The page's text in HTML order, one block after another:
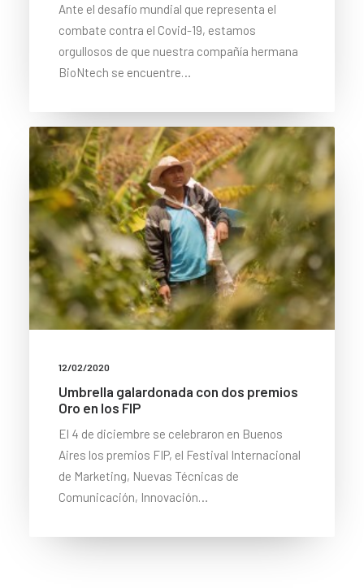
Ante el desafío mundial que representa el
combate contra el Covid-19, estamos
orgullosos de que nuestra compañía hermana
BioNtech se encuentre…
12/02/2020
Umbrella galardonada con dos premios
Oro en los FIP
El 4 de diciembre se celebraron en Buenos
Aires los premios FIP, el Festival Internacional
de Marketing, Nuevas Técnicas de
Comunicación, Innovación…